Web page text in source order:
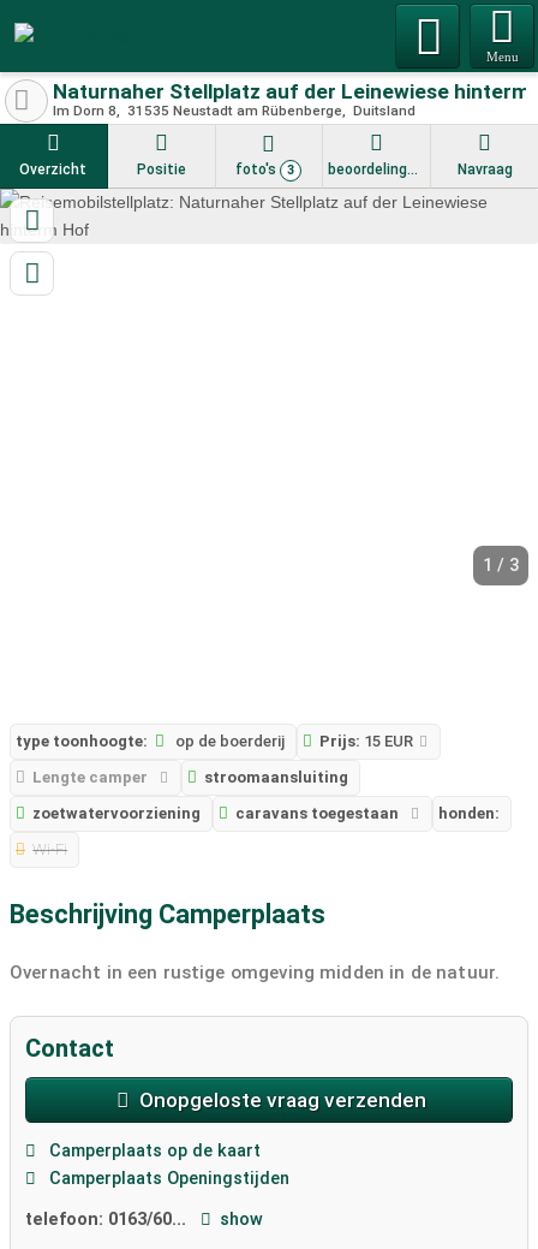
Menu
Naturnaher Stellplatz auf der Leinewiese hinterm
Im Dorn 8 31535 Neustadt am Rübenberge Duitsland
Overzicht Positie foto's 3 beoordelingen Navraag
1 / 3
type toonhoogte: op de boerderij Prijs: 15 EUR
Lengte camper
stroomaansluiting
zoetwatervoorziening
caravans toegestaan
honden:
Wi-Fi
Beschrijving Camperplaats
Overnacht in een rustige omgeving midden in de natuur.
Contact
Onopgeloste vraag verzenden
Camperplaats op de kaart
Camperplaats Openingstijden
telefoon: 0163/60... show